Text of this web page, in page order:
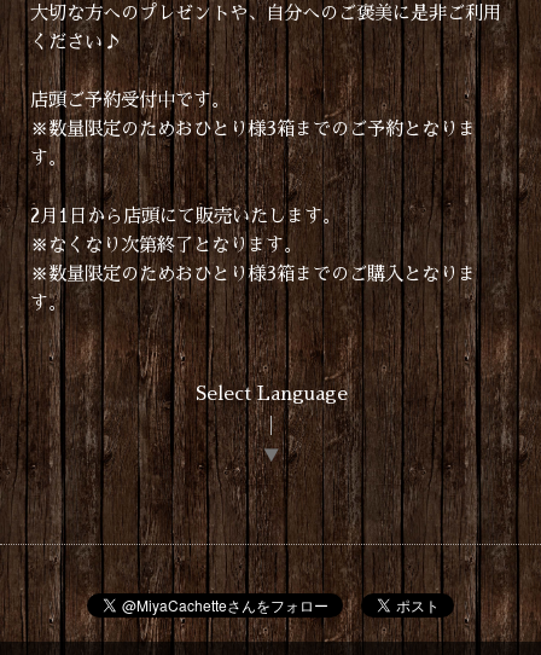
大切な方へのプレゼントや、自分へのご褒美に是非ご利用
ください♪
店頭ご予約受付中です。
※数量限定のためおひとり様3箱までのご予約となりま
す。
2月1日から店頭にて販売いたします。
※なくなり次第終了となります。
※数量限定のためおひとり様3箱までのご購入となりま
す。
Select Language
▼